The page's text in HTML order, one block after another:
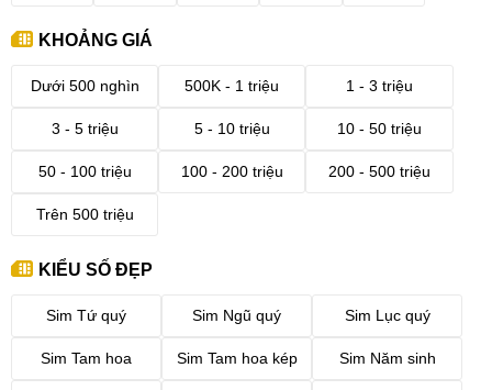
KHOẢNG GIÁ
Dưới 500 nghìn 500K - 1 triệu 1 - 3 triệu
3 - 5 triệu 5 - 10 triệu 10 - 50 triệu
50 - 100 triệu 100 - 200 triệu 200 - 500 triệu
Trên 500 triệu
KIỂU SỐ ĐẸP
Sim Tứ quý Sim Ngũ quý Sim Lục quý
Sim Tam hoa Sim Tam hoa kép Sim Năm sinh